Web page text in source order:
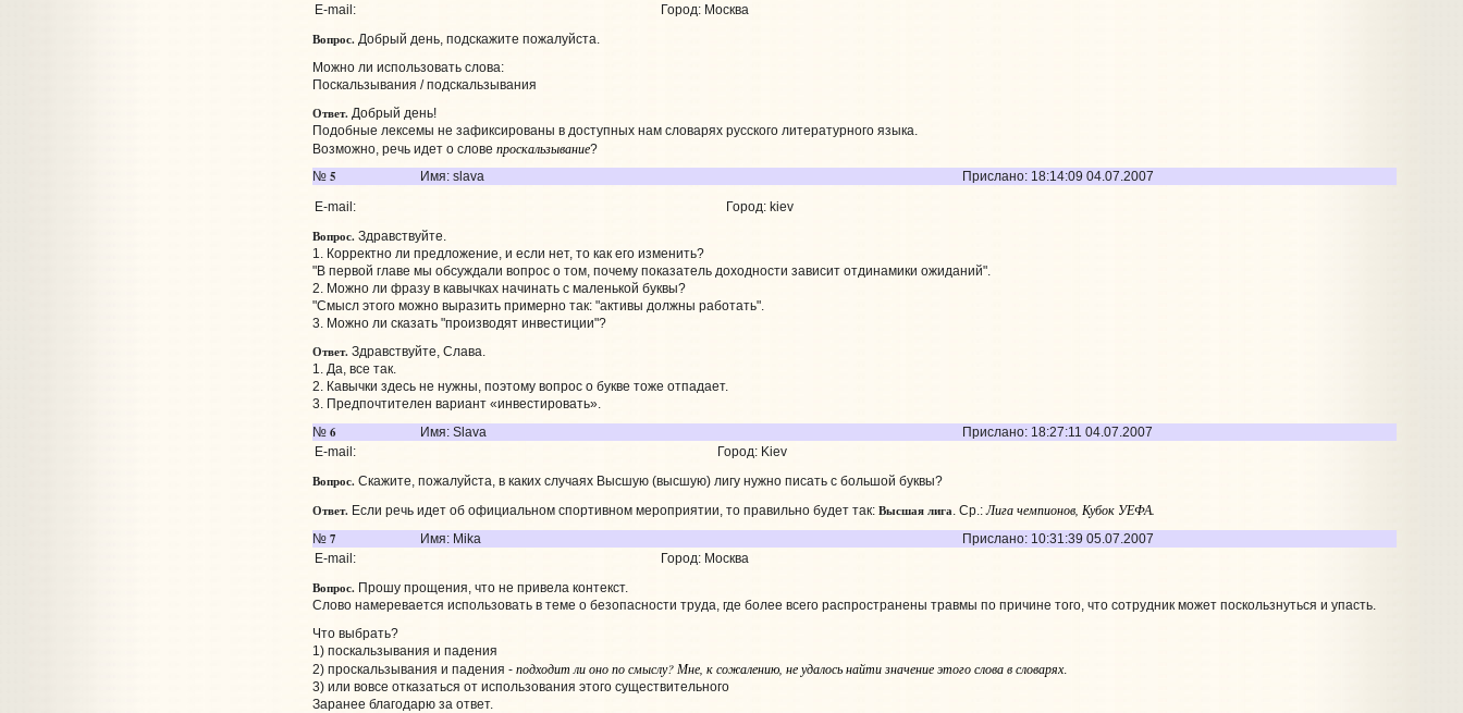
E-mail:
Город: Москва
Вопрос.Добрый день, подскажите пожалуйста.
Можно ли использовать слова:
Поскальзывания / подскальзывания
Ответ. Добрый день!
Подобные лексемы не зафиксированы в доступных нам словарях русского литературного языка.
Возможно, речь идет о слове проскальзывание?
№5 Имя: slava
Прислано: 18:14:09 04.07.2007
E-mail:
Город: kiev
Вопрос.Здравствуйте.
1. Корректно ли предложение, и если нет, то как его изменить?
"В первой главе мы обсуждали вопрос о том, почему показатель доходности зависит отдинамики ожиданий".
2. Можно ли фразу в кавычках начинать с маленькой буквы?
"Смысл этого можно выразить примерно так: "активы должны работать".
3. Можно ли сказать "производят инвестиции"?
Ответ.Здравствуйте, Слава.
1. Да, все так.
2. Кавычки здесь не нужны, поэтому вопрос о букве тоже отпадает.
3. Предпочтителен вариант «инвестировать».
№6 Имя: Slava
Прислано: 18:27:11 04.07.2007
E-mail:
Город: Kiev
Вопрос.Скажите, пожалуйста, в каких случаях Высшую (высшую) лигу нужно писать с большой буквы?
Ответ.Если речь идет об официальном спортивном мероприятии, то правильно будет так: Высшая лига. Ср.:Лига чемпионов, Кубок УЕФА.
№7 Имя: Mika
Прислано: 10:31:39 05.07.2007
E-mail:
Город: Москва
Вопрос.Прошу прощения, что не привела контекст.
Слово намеревается использовать в теме о безопасности труда, где более всего распространены травмы по причине того, что сотрудник может поскользнуться и упасть.
Что выбрать?
1) поскальзывания и падения
2) проскальзывания и падения - подходит ли оно по смыслу? Мне, к сожалению, не удалось найти значение этого слова в словарях.
3) или вовсе отказаться от использования этого существительного
Заранее благодарю за ответ.